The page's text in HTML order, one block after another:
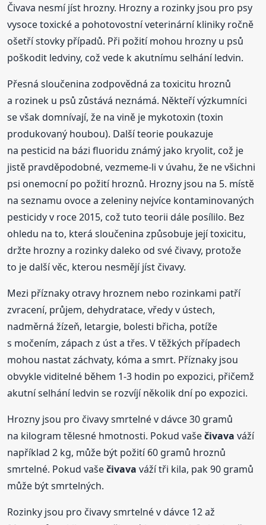
Čivava nesmí jíst hrozny. Hrozny a rozinky jsou pro psy
vysoce toxické a pohotovostní veterinární kliniky ročně
ošetří stovky případů. Při požití mohou hrozny u psů
poškodit ledviny, což vede k akutnímu selhání ledvin.
Přesná sloučenina zodpovědná za toxicitu hroznů
a rozinek u psů zůstává neznámá. Někteří výzkumníci
se však domnívají, že na vině je mykotoxin (toxin
produkovaný houbou). Další teorie poukazuje
na pesticid na bázi fluoridu známý jako kryolit, což je
jistě pravděpodobné, vezmeme-li v úvahu, že ne všichni
psi onemocní po požití hroznů. Hrozny jsou na 5. místě
na seznamu ovoce a zeleniny nejvíce kontaminovaných
pesticidy v roce 2015, což tuto teorii dále posílilo. Bez
ohledu na to, která sloučenina způsobuje její toxicitu,
držte hrozny a rozinky daleko od své čivavy, protože
to je další věc, kterou nesmějí jíst čivavy.
Mezi příznaky otravy hroznem nebo rozinkami patří
zvracení, průjem, dehydratace, vředy v ústech,
nadměrná žízeň, letargie, bolesti břicha, potíže
s močením, zápach z úst a třes. V těžkých případech
mohou nastat záchvaty, kóma a smrt. Příznaky jsou
obvykle viditelné během 1-3 hodin po expozici, přičemž
akutní selhání ledvin se rozvíjí několik dní po expozici.
Hrozny jsou pro čivavy smrtelné v dávce 30 gramů
na kilogram tělesné hmotnosti. Pokud vašečivava váží
například 2 kg, může být požití 60 gramů hroznů
smrtelné. Pokud vašečivava váží tři kila, pak 90 gramů
může být smrtelných.
Rozinky jsou pro čivavy smrtelné v dávce 12 až